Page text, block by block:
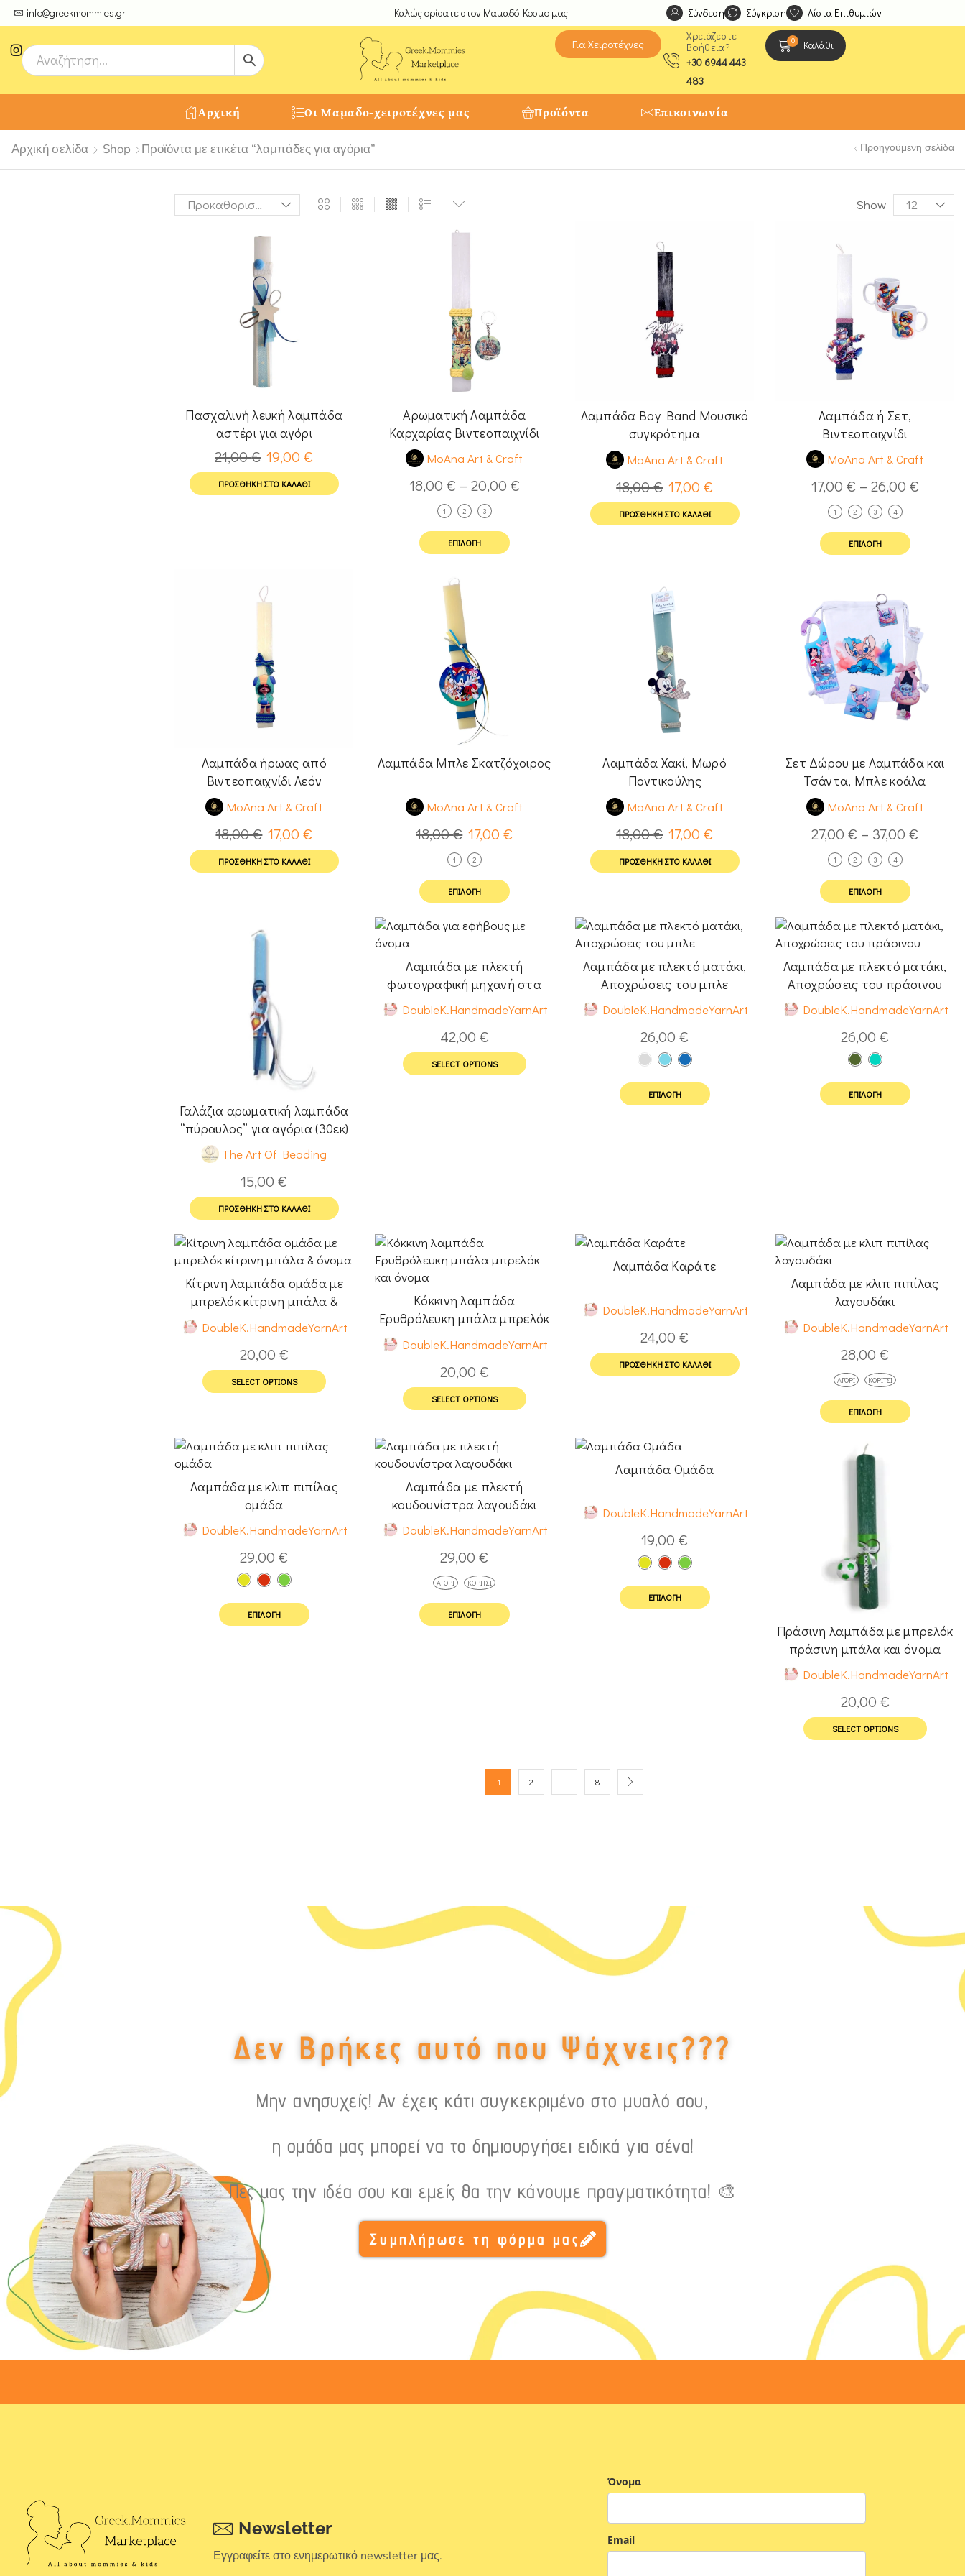
info@greekmommies.gr
μοναδικές δημιουργίες από τους Χειροτέχνες μας! Καλώς ορίσατε στον Μαμαδό-Κοσμο μας! Ανακαλύψτε μοναδικές δημιουργίες από τους
Σύνδεση Σύγκριση Λίστα Επιθυμιών
Για Χειροτέχνες
Χρειάζεστε
Βοήθεια?
+30 6944 443
483
0 Καλάθι
Αρχική Οι Μαμαδο-χειροτέχνες μας Προϊόντα Επικοινωνία
Αρχική σελίδα Shop Προϊόντα με ετικέτα “λαμπάδες για αγόρια” Προηγούμενη σελίδα
Show
Πασχαλινή λευκή λαμπάδα
αστέρι για αγόρι
21,00€ 19,00€
ΠΡΟΣΘΉΚΗ ΣΤΟ ΚΑΛΆΘΙ
Αρωματική Λαμπάδα
Καρχαρίας Βιντεοπαιχνίδι
MoAna Art & Craft
18,00 € – 20,00 €
1 2 3
ΕΠΙΛΟΓΉ
Λαμπάδα Boy Band Μουσικό
συγκρότημα
MoAna Art & Craft
18,00€ 17,00€
ΠΡΟΣΘΉΚΗ ΣΤΟ ΚΑΛΆΘΙ
Λαμπάδα ή Σετ,
Βιντεοπαιχνίδι
MoAna Art & Craft
17,00 € – 26,00 €
1 2 3 4
ΕΠΙΛΟΓΉ
Λαμπάδα ήρωας από
Βιντεοπαιχνίδι Λεόν
MoAna Art & Craft
18,00€ 17,00€
ΠΡΟΣΘΉΚΗ ΣΤΟ ΚΑΛΆΘΙ
Λαμπάδα Μπλε Σκατζόχοιρος
MoAna Art & Craft
18,00€ 17,00€
1 2
ΕΠΙΛΟΓΉ
Λαμπάδα Χακί, Μωρό
Ποντικούλης
MoAna Art & Craft
18,00€ 17,00€
ΠΡΟΣΘΉΚΗ ΣΤΟ ΚΑΛΆΘΙ
Σετ Δώρου με Λαμπάδα και
Τσάντα, Μπλε κοάλα
MoAna Art & Craft
27,00€ – 37,00€
1 2 3 4
ΕΠΙΛΟΓΉ
Γαλάζια αρωματική λαμπάδα
“πύραυλος” για αγόρια (30εκ)
The Art Of Beading
15,00€
ΠΡΟΣΘΉΚΗ ΣΤΟ ΚΑΛΆΘΙ
Λαμπάδα με πλεκτή
φωτογραφική μηχανή στα
χρώματα του Instagram &
όνομα
DoubleK.HandmadeYarnArt
42,00 €
SELECT OPTIONS
Λαμπάδα με πλεκτό ματάκι,
Aποχρώσεις του μπλε
DoubleK.HandmadeYarnArt
26,00€
ΕΠΙΛΟΓΉ
Λαμπάδα με πλεκτό ματάκι,
Aποχρώσεις του πράσινου
DoubleK.HandmadeYarnArt
26,00€
ΕΠΙΛΟΓΉ
Κίτρινη λαμπάδα ομάδα με
μπρελόκ κίτρινη μπάλα &
όνομα
DoubleK.HandmadeYarnArt
20,00 €
SELECT OPTIONS
Κόκκινη λαμπάδα
Ερυθρόλευκη μπάλα μπρελόκ
και όνομα
DoubleK.HandmadeYarnArt
20,00 €
SELECT OPTIONS
Λαμπάδα Καράτε
DoubleK.HandmadeYarnArt
24,00€
ΠΡΟΣΘΉΚΗ ΣΤΟ ΚΑΛΆΘΙ
Λαμπάδα με κλιπ πιπίλας
λαγουδάκι
DoubleK.HandmadeYarnArt
28,00€
ΑΓΌΡΙ ΚΟΡΊΤΣΙ
ΕΠΙΛΟΓΉ
Λαμπάδα με κλιπ πιπίλας
ομάδα
DoubleK.HandmadeYarnArt
29,00€
ΕΠΙΛΟΓΉ
Λαμπάδα με πλεκτή
κουδουνίστρα λαγουδάκι
DoubleK.HandmadeYarnArt
29,00€
ΑΓΌΡΙ ΚΟΡΊΤΣΙ
ΕΠΙΛΟΓΉ
Λαμπάδα Ομάδα
DoubleK.HandmadeYarnArt
19,00€
ΕΠΙΛΟΓΉ
Πράσινη λαμπάδα με μπρελόκ
πράσινη μπάλα και όνομα
DoubleK.HandmadeYarnArt
20,00 €
SELECT OPTIONS
1 2 8
Δεν Βρήκες αυτό που Ψάχνεις???
Μην ανησυχείς! Αν έχεις κάτι συγκεκριμένο στο μυαλό σου,
η ομάδα μας μπορεί να το δημιουργήσει ειδικά για σένα!
Πες μας την ιδέα σου και εμείς θα την κάνουμε πραγματικότητα! 🎨
Συμπλήρωσε τη φόρμα μας
Newsletter
Εγγραφείτε στο ενημερωτικό newsletter μας.
Όνομα
Email